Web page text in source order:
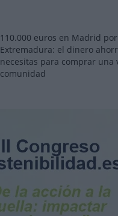
110.000 euros en Madrid
Extremadura: el dinero
necesitas para comprar una
comunidad